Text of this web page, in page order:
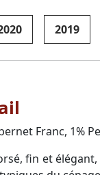
2019
Franc, 1%
fin et